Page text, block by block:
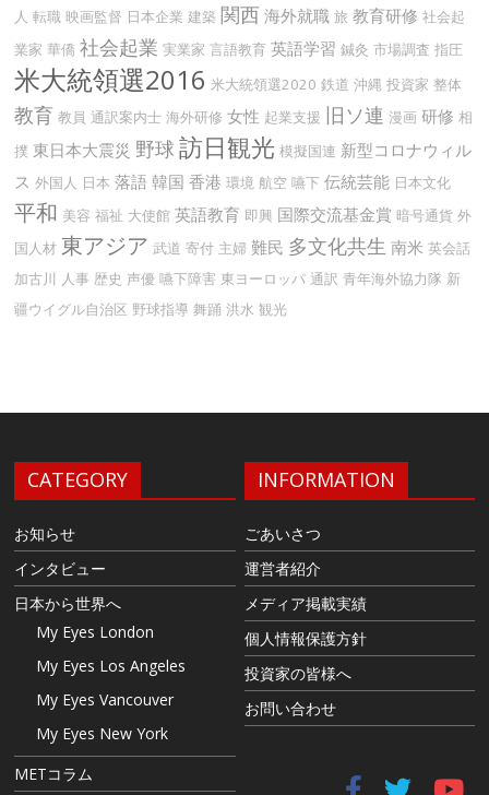
人 転職 映画監督 日本企業 建築 関西 海外就職 旅 教育研修 社会起
業家 華僑 社会起業 実業家 言語教育 英語学習 鍼灸 市場調査 指圧
米大統領選2016 米大統領選2020 鉄道 沖縄 投資家 整体
教育 教員 通訳案内士 海外研修 女性 起業支援 旧ソ連 漫画 研修 相
撲 東日本大震災 野球 訪日観光 模擬国連 新型コロナウィル
ス 外国人 日本 落語 韓国 香港 環境 航空 嚥下 伝統芸能 日本文化
平和 美容 福祉 大使館 英語教育 即興 国際交流基金賞 暗号通貨 外
国人材 東アジア 武道 寄付 主婦 難民 多文化共生 南米 英会話
加古川 人事 歴史 声優 嚥下障害 東ヨーロッパ 通訳 青年海外協力隊 新
疆ウイグル自治区 野球指導 舞踊 洪水 観光
CATEGORY
お知らせ
インタビュー
日本から世界へ
My Eyes London
My Eyes Los Angeles
My Eyes Vancouver
My Eyes New York
METコラム
INFORMATION
ごあいさつ
運営者紹介
メディア掲載実績
個人情報保護方針
投資家の皆様へ
お問い合わせ